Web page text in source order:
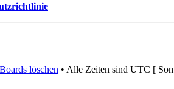
löschen • Alle Zeiten sind UTC [